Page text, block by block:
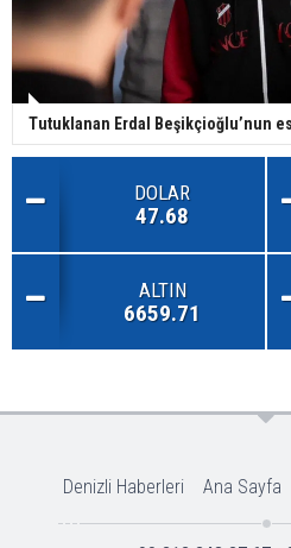
Tutuklanan Erdal Beşikçioğlu’nun
DOLAR
47.68
ALTIN
6659.71
Denizli Haberleri Ana Sayfa